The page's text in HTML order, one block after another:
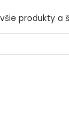
produkty a